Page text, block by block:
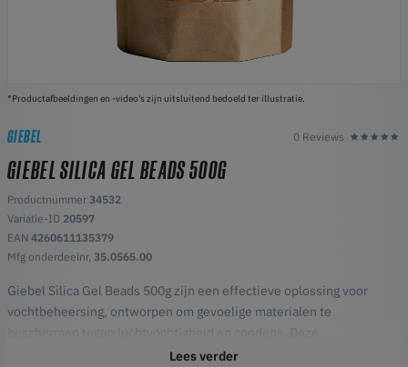
*Productafbeeldingen en -video's zijn uitsluitend bedoeld ter illustratie.
GIEBEL 0 Reviews
GIEBEL SILICA GEL BEADS 500G
Productnummer 34532
Variatie-ID 20597
EAN 4260611135379
Mfg onderdeelnr, 35.0565.00
Giebel Silica Gel Beads 500g zijn een effectieve oplossing voor
vochtbeheersing, ontworpen om gevoelige materialen te
beschermen tegen luchtvochtigheid en condens. Deze
hoogwaardige droogmiddelkorrels helpen opslagomgevingen droog
Lees verder